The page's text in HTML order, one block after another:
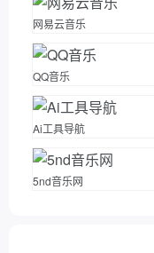
网易云音乐
QQ音乐
Ai工具导航
5nd音乐网